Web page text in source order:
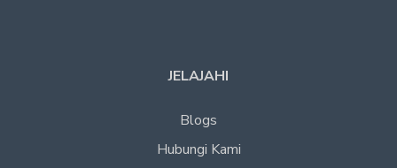
JELAJAHI
Blogs
Hubungi Kami